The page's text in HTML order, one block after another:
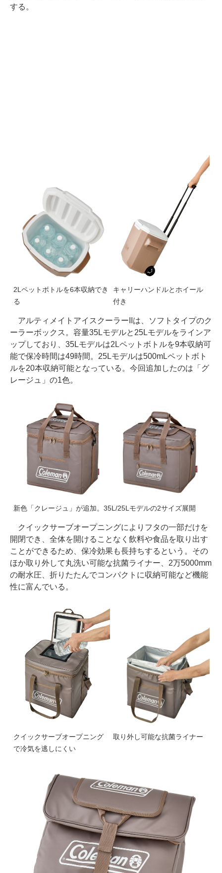
する。
2Lペットボトルを6本収納でき
る
キャリーハンドルとホイール
付き
アルティメイトアイスクーラーIIは、ソフトタイプのク
ーラーボックス。容量35Lモデルと25Lモデルをラインア
ップしており、35Lモデルは2Lペットボトルを9本収納可
能で保冷時間は49時間。25Lモデルは500mLペットボト
ルを20本収納可能となっている。今回追加したのは「グ
レージュ」の1色。
新色「クレージュ」が追加。35L/25Lモデルの2サイズ展開
クイックサーブオープニングによりフタの一部だけを
開閉でき、全体を開けることなく飲料や食品を取り出す
ことができるため、保冷効果も長持ちするという。その
ほか取り外して丸洗い可能な抗菌ライナー、2万5000mm
の耐水圧、折りたたんでコンパクトに収納可能など機能
性に富んでいる。
クイックサーブオープニング
で冷気を逃しにくい
取り外し可能な抗菌ライナー